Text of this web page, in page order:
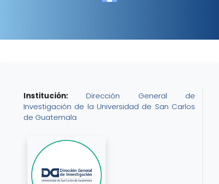
Institución:
Dirección General de
Investigación de la Universidad de San Carlos
de Guatemala